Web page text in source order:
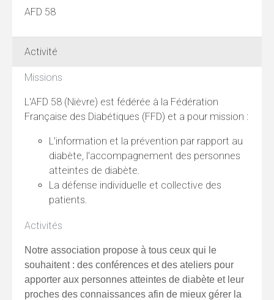
AFD 58
Activité
Missions
L'AFD 58 (Nièvre) est fédérée à la Fédération
Française des Diabétiques (FFD) et a pour mission :
L'information et la prévention par rapport au
diabète, l'accompagnement des personnes
atteintes de diabète.
La défense individuelle et collective des
patients.
Activités
Notre association propose à tous ceux qui le
souhaitent : des conférences et des ateliers pour
apporter aux personnes atteintes de diabète et leur
proches des connaissances afin de mieux gérer la